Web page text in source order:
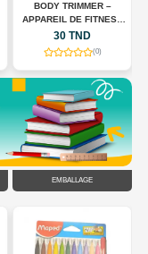
BODY TRIMMER –
APPAREIL DE FITNESS
POUR TONIFIER LE
CORPS
30 TND
(0)
EMBALLAGE